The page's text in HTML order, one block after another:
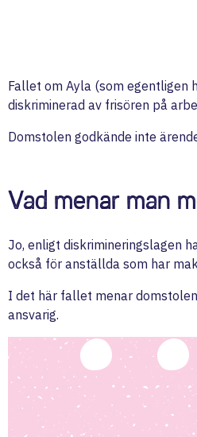
Fallet om Ayla (som egentligen
diskriminerad av frisören på
Domstolen godkände inte
Vad menar man
Jo, enligt diskrimineringslagen
också för anställda som har
I det här fallet menar
ansvarig.